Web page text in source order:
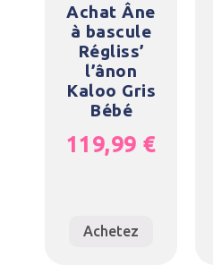
Achat Âne
à bascule
Régliss’
l’ânon
Kaloo Gris
Bébé
119,99 €
Achetez